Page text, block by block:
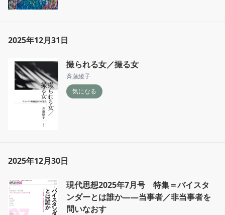
2025年12月31日
撮られる女／撮る女
斉藤綾子
気になる
2025年12月30日
現代思想2025年7月号 特集＝バイスタ
ンダーとは誰か――当事者／非当事者を
問いなおす